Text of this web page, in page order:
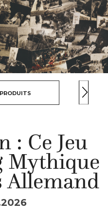
: Ce Jeu
Mythique
Allemand